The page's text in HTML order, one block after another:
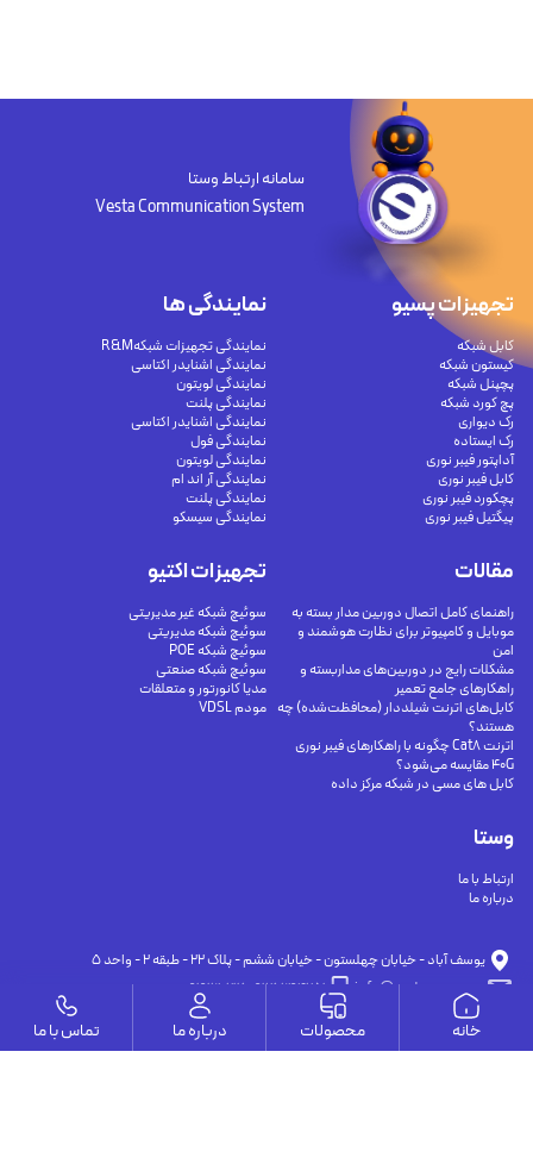
سامانه ارتباط وستا
Vesta Communication System
وستا
ارتباط با ما
درباره ما
تجهیزات پسیو
کابل شبکه
کیستون شبکه
پچپنل شبکه
پچ کورد شبکه
رک دیواری
رک ایستاده
آداپتور فیبر نوری
کابل فیبر نوری
پچکورد فیبر نوری
پیگتیل فیبر نوری
تجهیزات اکتیو
سوئیچ شبکه غیر مدیریتی
سوئیچ شبکه مدیریتی
سوئیچ شبکه POE
سوئیچ شبکه صنعتی
مدیا کانورتور و متعلقات
مودم VDSL
نمایندگی ها
نمایندگی تجهیزات شبکهR&M
نمایندگی اشنایدر اکتاسی
نمایندگی لویتون
نمایندگی پلنت
نمایندگی اشنایدر اکتاسی
نمایندگی فول
نمایندگی لویتون
نمایندگی آر اند ام
نمایندگی پلنت
نمایندگی سیسکو
مقالات
راهنمای کامل اتصال دوربین مدار بسته به
موبایل و کامپیوتر برای نظارت هوشمند و
امن
مشکلات رایج در دوربین‌های مداربسته و
راهکارهای جامع تعمیر
کابل‌های اترنت شیلددار (محافظت‌شده) چه
هستند؟
اترنت Cat8 چگونه با راهکارهای فیبر نوری
40G مقایسه می‌شود؟
کابل های مسی در شبکه مرکز داده
يوسف آباد - خيابان چهلستون - خيابان ششم - پلاك ٢٢ - طبقه ٢ - واحد ٥
info@vesta-com.com
09126394251
09191302116
خانه محصولات درباره ما تماس با ما